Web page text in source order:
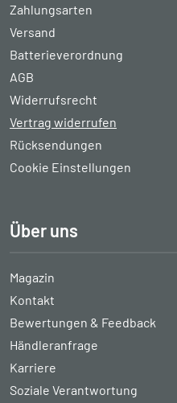
Zahlungsarten
Versand
Batterieverordnung
AGB
Widerrufsrecht
Vertrag widerrufen
Rücksendungen
Cookie Einstellungen
Über uns
Magazin
Kontakt
Bewertungen & Feedback
Händleranfrage
Karriere
Soziale Verantwortung